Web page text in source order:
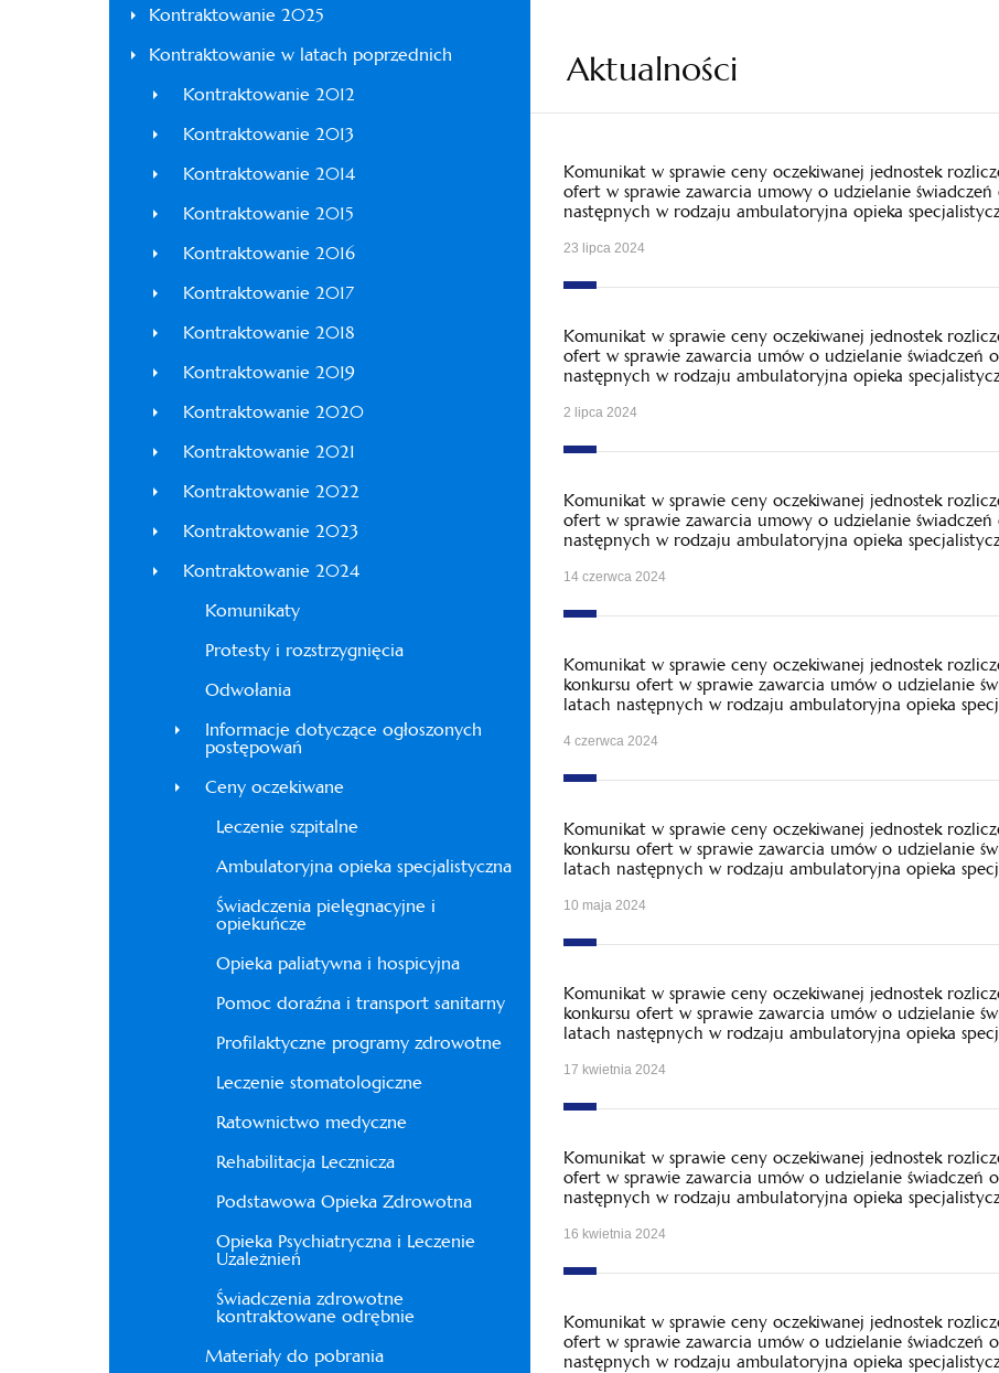
Kontraktowanie 2025
Kontraktowanie w latach poprzednich
Kontraktowanie 2012
Kontraktowanie 2013
Kontraktowanie 2014
Kontraktowanie 2015
Kontraktowanie 2016
Kontraktowanie 2017
Kontraktowanie 2018
Kontraktowanie 2019
Kontraktowanie 2020
Kontraktowanie 2021
Kontraktowanie 2022
Kontraktowanie 2023
Kontraktowanie 2024
Komunikaty
Protesty i rozstrzygnięcia
Odwołania
Informacje dotyczące ogłoszonych
postępowań
Ceny oczekiwane
Leczenie szpitalne
Ambulatoryjna opieka specjalistyczna
Świadczenia pielęgnacyjne i
opiekuńcze
Opieka paliatywna i hospicyjna
Pomoc doraźna i transport sanitarny
Profilaktyczne programy zdrowotne
Leczenie stomatologiczne
Ratownictwo medyczne
Rehabilitacja Lecznicza
Podstawowa Opieka Zdrowotna
Opieka Psychiatryczna i Leczenie
Uzależnień
Świadczenia zdrowotne
kontraktowane odrębnie
Materiały do pobrania
Aktualności
Komunikat w sprawie ceny oczekiwanej jednostek
ofert w sprawie zawarcia umowy o udzielanie
następnych w rodzaju ambulatoryjna opieka
23 lipca 2024
Komunikat w sprawie ceny oczekiwanej jednostek
ofert w sprawie zawarcia umów o udzielanie
następnych w rodzaju ambulatoryjna opieka
2 lipca 2024
Komunikat w sprawie ceny oczekiwanej jednostek
ofert w sprawie zawarcia umowy o udzielanie
następnych w rodzaju ambulatoryjna opieka
14 czerwca 2024
Komunikat w sprawie ceny oczekiwanej jednostek
konkursu ofert w sprawie zawarcia umów o udzielanie
latach następnych w rodzaju ambulatoryjna opieka
4 czerwca 2024
Komunikat w sprawie ceny oczekiwanej jednostek
konkursu ofert w sprawie zawarcia umów o udzielanie
latach następnych w rodzaju ambulatoryjna opieka
10 maja 2024
Komunikat w sprawie ceny oczekiwanej jednostek
konkursu ofert w sprawie zawarcia umów o udzielanie
latach następnych w rodzaju ambulatoryjna opieka
17 kwietnia 2024
Komunikat w sprawie ceny oczekiwanej jednostek
ofert w sprawie zawarcia umów o udzielanie
następnych w rodzaju ambulatoryjna opieka
16 kwietnia 2024
Komunikat w sprawie ceny oczekiwanej jednostek
ofert w sprawie zawarcia umów o udzielanie
następnych w rodzaju ambulatoryjna opieka